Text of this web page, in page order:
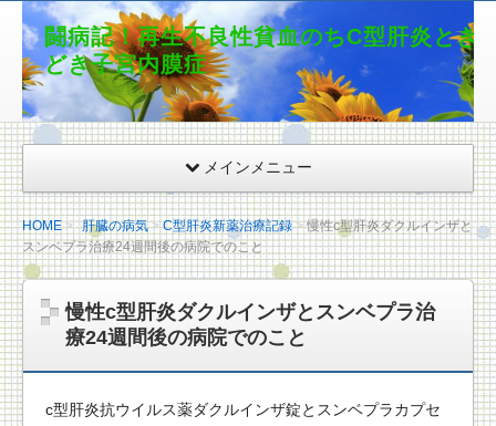
闘病記！再生不良性貧血のちC型肝炎とき
どき子宮内膜症
メインメニュー
HOME 肝臓の病気 C型肝炎新薬治療記録
慢性c型肝炎ダクルインザと
スンベプラ治療24週間後の病院でのこと
慢性c型肝炎ダクルインザとスンベプラ治
療24週間後の病院でのこと
c型肝炎抗ウイルス薬ダクルインザ錠とスンベプラカプセ